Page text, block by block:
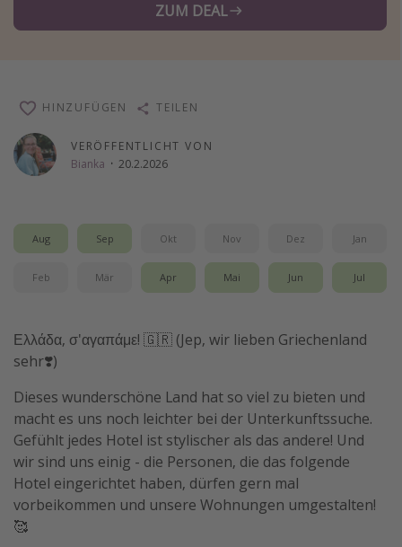
Singlereisen
Gruppenreisen
Hotels am Achensee
Familienurlaub in der Türkei
Bahnreisen in der Schweiz
Reisepassfreie Reiseziele
Travel Know How
Silvesterreisen
Last Minute Urlaub Mallorca
ZUM DEAL
VERÖFFENTLICHT VON
Bianka · 20.2.2026
HINZUFÜGEN TEILEN
Aug Sep Okt Nov Dez Jan
Feb Mär Apr Mai Jun Jul
Ελλάδα, σ'αγαπάμε! 🇬🇷 (Jep, wir lieben Griechenland
sehr❣️)
Dieses wunderschöne Land hat so viel zu bieten und
macht es uns noch leichter bei der Unterkunftssuche.
Gefühlt jedes Hotel ist stylischer als das andere! Und
wir sind uns einig - die Personen, die das folgende
Hotel eingerichtet haben, dürfen gern mal
vorbeikommen und unsere Wohnungen umgestalten!
🥰